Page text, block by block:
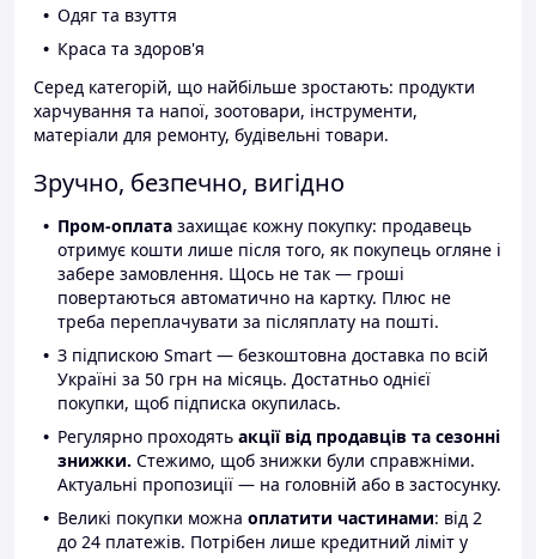
Одяг та взуття
Краса та здоров'я
Серед категорій, що найбільше зростають: продукти
харчування та напої, зоотовари, інструменти,
матеріали для ремонту, будівельні товари.
Зручно, безпечно, вигідно
Пром-оплата захищає кожну покупку: продавець
отримує кошти лише після того, як покупець огляне і
забере замовлення. Щось не так — гроші
повертаються автоматично на картку. Плюс не
треба переплачувати за післяплату на пошті.
З підпискою Smart — безкоштовна доставка по всій
Україні за 50 грн на місяць. Достатньо однієї
покупки, щоб підписка окупилась.
Регулярно проходять акції від продавців та сезонні
знижки. Стежимо, щоб знижки були справжніми.
Актуальні пропозиції — на головній або в застосунку.
Великі покупки можна оплатити частинами: від 2
до 24 платежів. Потрібен лише кредитний ліміт у